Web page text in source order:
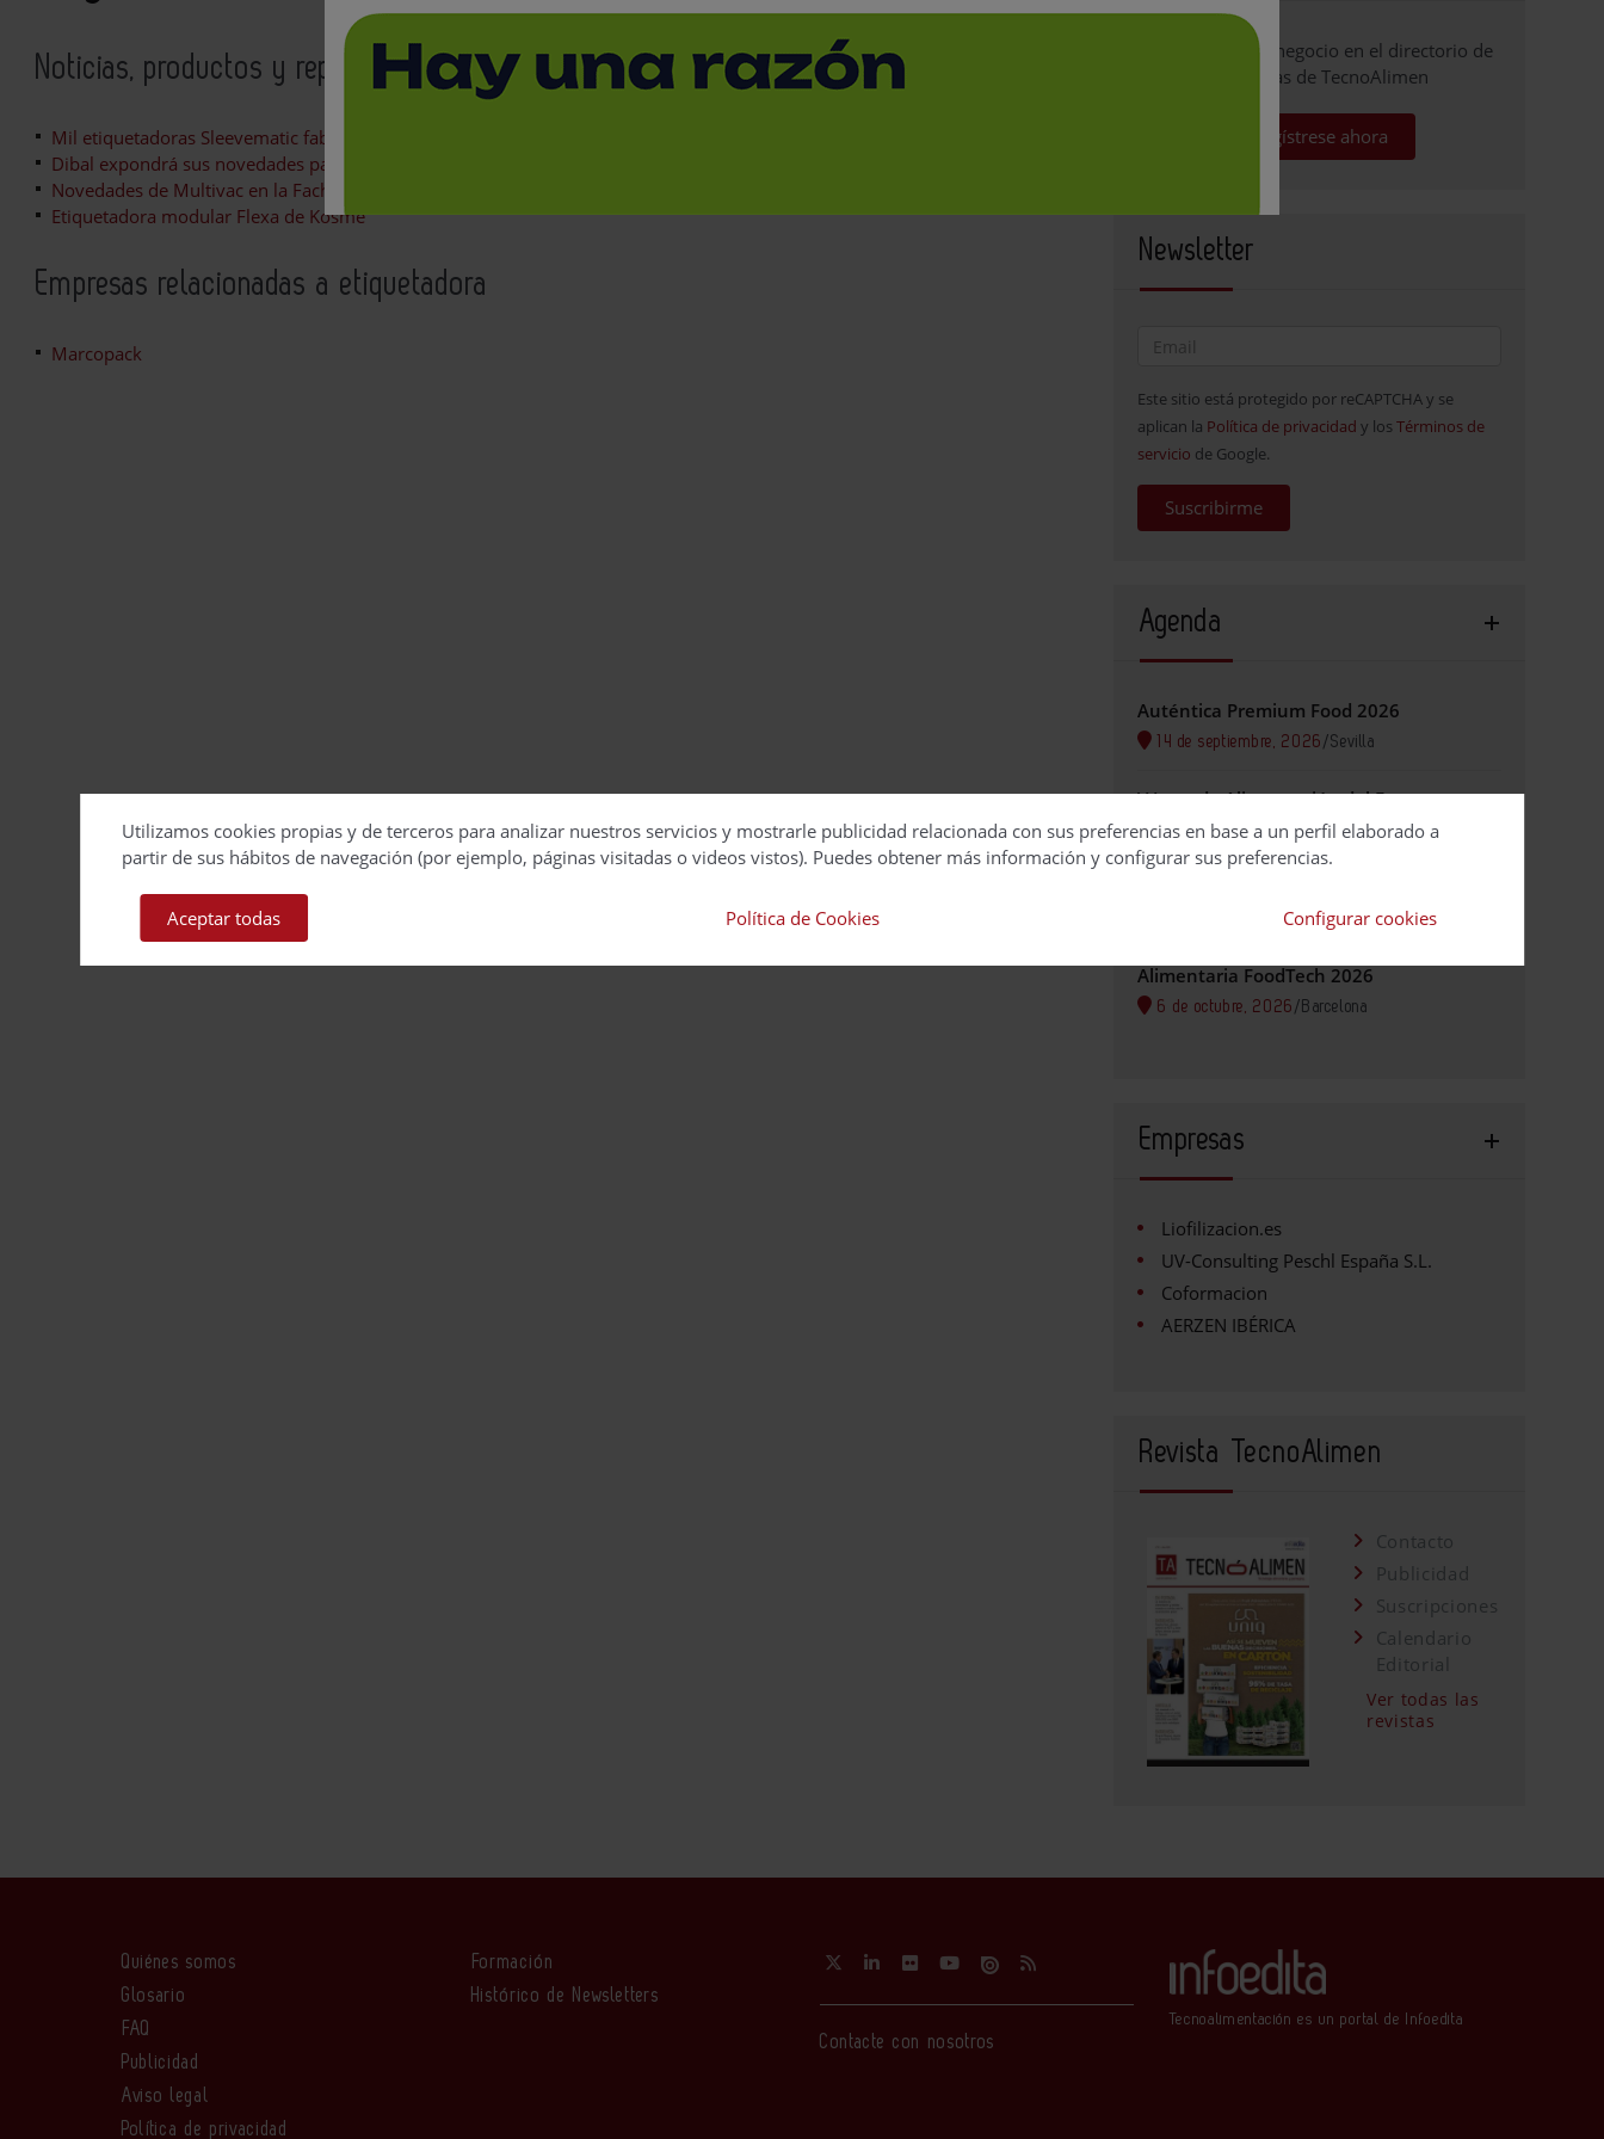
Noticias, productos y reportajes relacionados a etiquetadora
Mil etiquetadoras Sleevematic fabricadas hasta la fecha
Dibal expondrá sus novedades para la industria en la feria Empack Madrid
Novedades de Multivac en la FachPack 2016
Etiquetadora modular Flexa de Kosme
Empresas relacionadas a etiquetadora
Marcopack
Promocione su negocio en el directorio de
empresas de TecnoAlimen
Regístrese ahora
Newsletter
Este sitio está protegido por reCAPTCHA y se
aplican la Política de privacidad y losTérminos de
servicio de Google.
Suscribirme
Agenda
Auténtica Premium Food 2026
14 de septiembre, 2026 /Sevilla
V Jornada Alimentación del Futuro
29 de septiembre, 2026/ Valencia
29 de septiembre, 2026/Bilbao Exhibition Centre
Alimentaria FoodTech 2026
6 de octubre, 2026 / Barcelona
Empresas
Liofilizacion.es
UV-Consulting Peschl España S.L.
Coformacion
AERZEN IBÉRICA
Revista TecnoAlimen
Contacto
Publicidad
Suscripciones
Calendario
Editorial
Ver todas las
revistas
Quiénes somos
Glosario
FAQ
Publicidad
Aviso legal
Política de privacidad
Formación
Histórico de Newsletters
Contacte con nosotros
Tecnoalimentación es un portal de Infoedita
Utilizamos cookies propias y de terceros para analizar nuestros servicios y mostrarle publicidad relacionada con sus preferencias en base a un perfil elaborado a
partir de sus hábitos de navegación (por ejemplo, páginas visitadas o videos vistos). Puedes obtener más información y configurar sus preferencias.
Aceptar todas Política de Cookies Configurar cookies